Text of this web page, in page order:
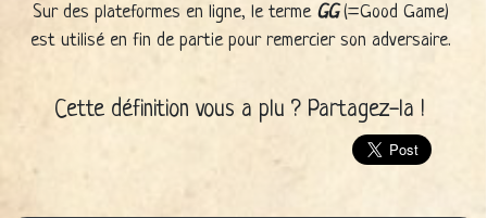
Sur des plateformes en ligne, le terme GG (=Good Game)
est utilisé en fin de partie pour remercier son adversaire.
Cette définition vous a plu ? Partagez-la !